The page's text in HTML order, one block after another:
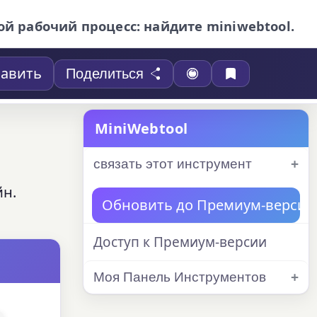
рабочий процесс: найдите miniwebtool.
Поделиться
MiniWebtool
связать этот инструмент
Обновить до Премиум-версии
Доступ к Премиум-версии
Моя Панель Инструментов